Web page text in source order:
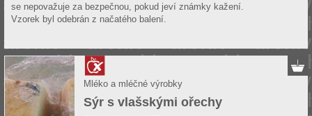
se nepovažuje za bezpečnou, pokud jeví známky kažení.
Vzorek byl odebrán z načatého balení.
Mléko a mléčné výrobky
Sýr s vlašskými ořechy